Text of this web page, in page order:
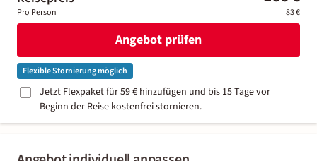
Pro Person 83 €
Angebot prüfen
Flexible Stornierung möglich
Jetzt Flexpaket für 59 € hinzufügen und bis 15 Tage vor
Beginn der Reise kostenfrei stornieren.